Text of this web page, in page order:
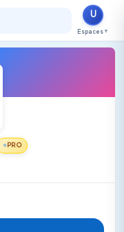
U
Espaces ▼
⭐ PRO